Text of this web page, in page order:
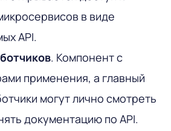
в виде
API.
. Компонент с
применения, а главный
могут лично смотреть
документацию по API.